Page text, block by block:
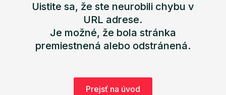
Uistite sa, že ste neurobili chybu v
URL adrese.
Je možné, že bola stránka
premiestnená alebo odstránená.
Prejsť na úvod